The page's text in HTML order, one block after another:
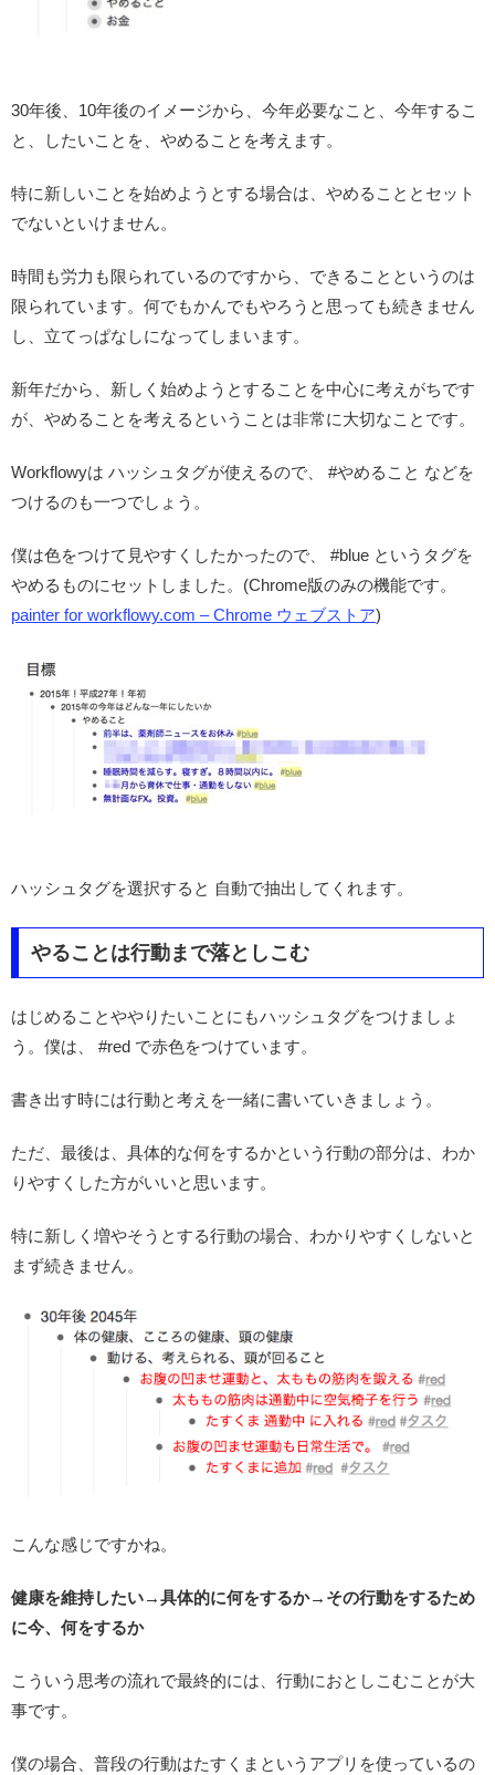
30年後、10年後のイメージから、今年必要なこと、今年するこ
と、したいことを、やめることを考えます。
特に新しいことを始めようとする場合は、やめることとセット
でないといけません。
時間も労力も限られているのですから、できることというのは
限られています。何でもかんでもやろうと思っても続きません
し、立てっぱなしになってしまいます。
新年だから、新しく始めようとすることを中心に考えがちです
が、やめることを考えるということは非常に大切なことです。
Workflowyは ハッシュタグが使えるので、 #やめること などを
つけるのも一つでしょう。
僕は色をつけて見やすくしたかったので、 #blue というタグを
やめるものにセットしました。(Chrome版のみの機能です。
painter for workflowy.com – Chrome ウェブストア)
ハッシュタグを選択すると 自動で抽出してくれます。
やることは行動まで落としこむ
はじめることややりたいことにもハッシュタグをつけましょ
う。僕は、 #red で赤色をつけています。
書き出す時には行動と考えを一緒に書いていきましょう。
ただ、最後は、具体的な何をするかという行動の部分は、わか
りやすくした方がいいと思います。
特に新しく増やそうとする行動の場合、わかりやすくしないと
まず続きません。
こんな感じですかね。
健康を維持したい→具体的に何をするか→その行動をするため
に今、何をするか
こういう思考の流れで最終的には、行動におとしこむことが大
事です。
僕の場合、普段の行動はたすくまというアプリを使っているの